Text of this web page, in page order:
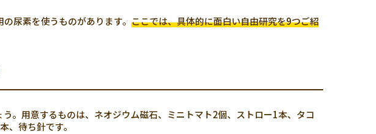
尿素を使うものがあります。 ここでは、具体的に面白い自由研究を9つご紹
。用意するものは、ネオジウム磁石、ミニトマト2個、ストロー1本、タコ
、待ち針です。